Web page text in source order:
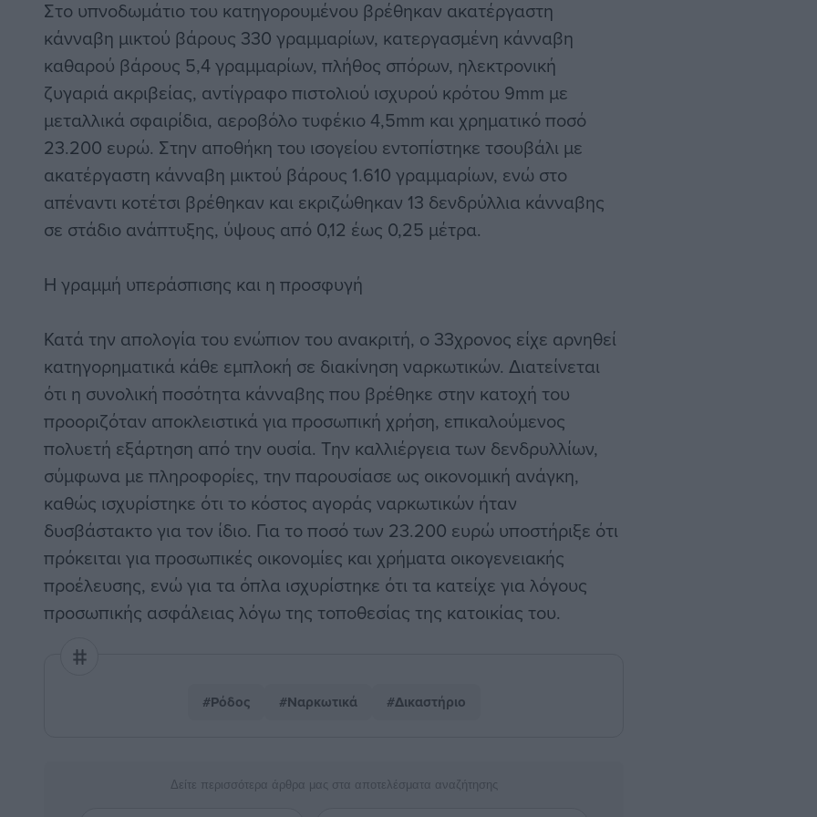
Στο υπνοδωμάτιο του κατηγορουμένου βρέθηκαν ακατέργαστη
κάνναβη μικτού βάρους 330 γραμμαρίων, κατεργασμένη κάνναβη
καθαρού βάρους 5,4 γραμμαρίων, πλήθος σπόρων, ηλεκτρονική
ζυγαριά ακριβείας, αντίγραφο πιστολιού ισχυρού κρότου 9mm με
μεταλλικά σφαιρίδια, αεροβόλο τυφέκιο 4,5mm και χρηματικό ποσό
23.200 ευρώ. Στην αποθήκη του ισογείου εντοπίστηκε τσουβάλι με
ακατέργαστη κάνναβη μικτού βάρους 1.610 γραμμαρίων, ενώ στο
απέναντι κοτέτσι βρέθηκαν και εκριζώθηκαν 13 δενδρύλλια κάνναβης
σε στάδιο ανάπτυξης, ύψους από 0,12 έως 0,25 μέτρα.
Η γραμμή υπεράσπισης και η προσφυγή
Κατά την απολογία του ενώπιον του ανακριτή, ο 33χρονος είχε αρνηθεί
κατηγορηματικά κάθε εμπλοκή σε διακίνηση ναρκωτικών. Διατείνεται
ότι η συνολική ποσότητα κάνναβης που βρέθηκε στην κατοχή του
προοριζόταν αποκλειστικά για προσωπική χρήση, επικαλούμενος
πολυετή εξάρτηση από την ουσία. Την καλλιέργεια των δενδρυλλίων,
σύμφωνα με πληροφορίες, την παρουσίασε ως οικονομική ανάγκη,
καθώς ισχυρίστηκε ότι το κόστος αγοράς ναρκωτικών ήταν
δυσβάστακτο για τον ίδιο. Για το ποσό των 23.200 ευρώ υποστήριξε ότι
πρόκειται για προσωπικές οικονομίες και χρήματα οικογενειακής
προέλευσης, ενώ για τα όπλα ισχυρίστηκε ότι τα κατείχε για λόγους
προσωπικής ασφάλειας λόγω της τοποθεσίας της κατοικίας του.
#Ρόδος #Ναρκωτικά #Δικαστήριο
Δείτε περισσότερα άρθρα μας στα αποτελέσματα αναζήτησης